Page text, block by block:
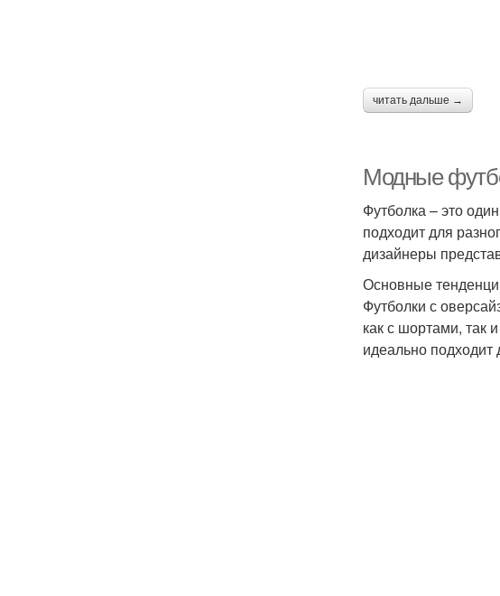
читать дальше →
Модные
Футболка – это
подходит для
дизайнеры
Основные
Футболки с
как с шортами, так
идеально